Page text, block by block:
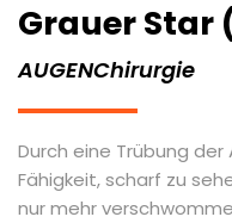
Grauer
AUGENChirurgie
Durch eine Trübung
Fähigkeit, scharf zu
nur mehr